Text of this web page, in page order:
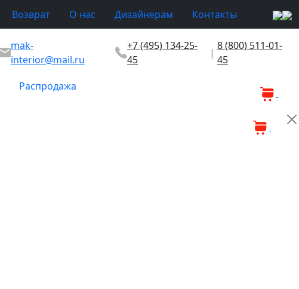
Возврат О нас Дизайнерам Контакты
mak-
interior@mail.ru
+7 (495) 134-25-
45
|
8 (800) 511-01-
45
Распродажа